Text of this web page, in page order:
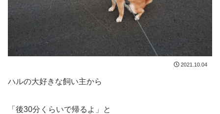
2021.10.04
ハルの大好きな飼い主から
「後30分くらいで帰るよ」と